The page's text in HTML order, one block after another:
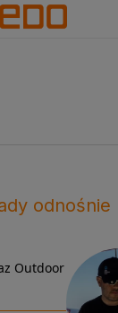
odnośnie
Outdoor